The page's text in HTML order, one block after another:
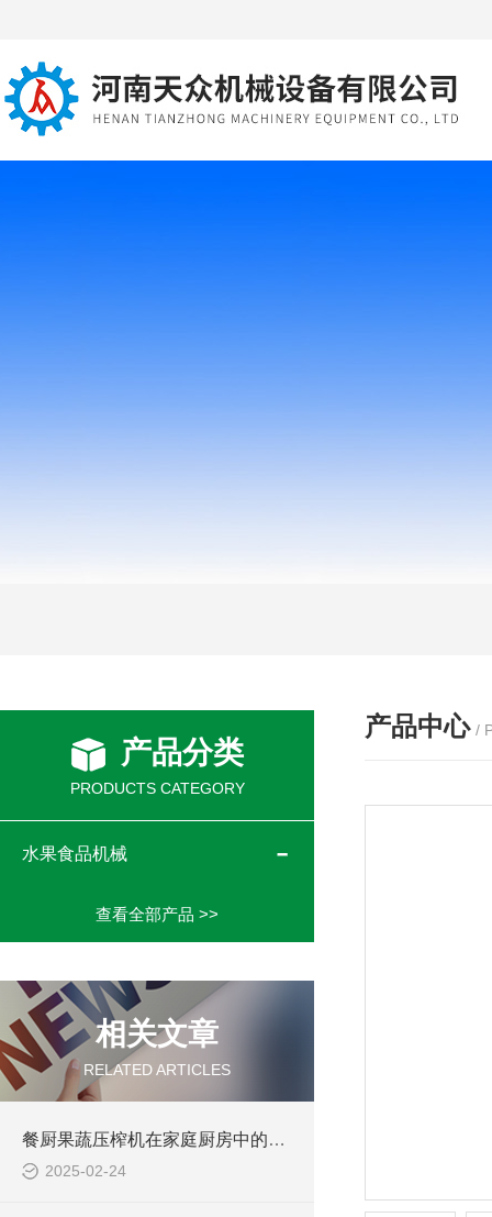
产品中心 /
产品分类
PRODUCTS CATEGORY
水果食品机械
查看全部产品 >>
相关文章
RELATED ARTICLES
餐厨果蔬压榨机在家庭厨房中的应用与便利性分析
2025-02-24